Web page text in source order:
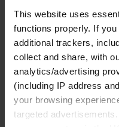
This website uses
functions properly. If
additional trackers,
collect and share, with
analytics/advertising
(including IP address
your browsing
targeted
金融サービス
アセットマネジメン
インフラ事業
ウェルスマネジメン
デジタル資産、暗号
プライベート・エク
リスクマネジメント
保険